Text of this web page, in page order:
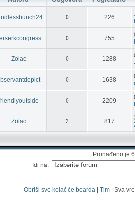
0 226
0 755
Zolac 0 1288
0 1638
0 2209
Zolac 2 817
Pronađeno je
Idi na:
Obriši sve kolačiće boarda Tim | Sva